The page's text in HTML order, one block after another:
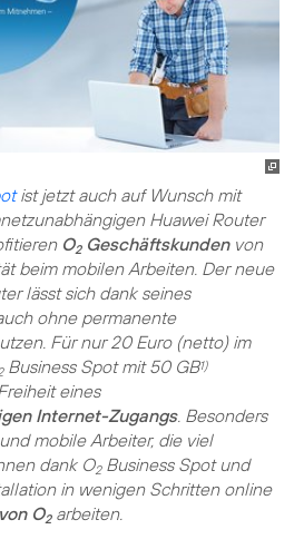
ist jetzt auch auf Wunsch mit
Huawei Router
O2Geschäftskundenvon
beim mobilen Arbeiten. Der neue
lässt sich dank seines
ohne permanente
Für nur 20 Euro (netto) im
Business Spot mit 50 GB1)
eines
Internet-Zugangs. Besonders
mobile Arbeiter, die viel
dank O2Business Spot und
in wenigen Schritten online
O2arbeiten.